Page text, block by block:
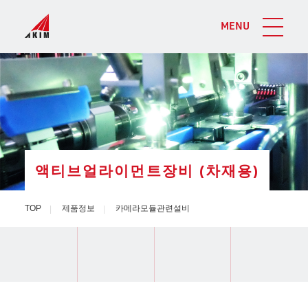
MENU
액티브얼라이먼트장비 (차재용)
TOP 제품정보 카메라모듈관련설비